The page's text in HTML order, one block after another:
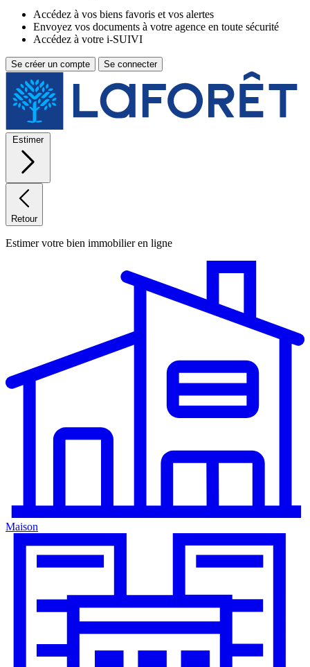
Accédez à vos biens favoris et vos alertes
Envoyez vos documents à votre agence en toute sécurité
Accédez à votre i-SUIVI
Se créer un compte Se connecter
Estimer
Retour
Estimer votre bien immobilier en ligne
Maison